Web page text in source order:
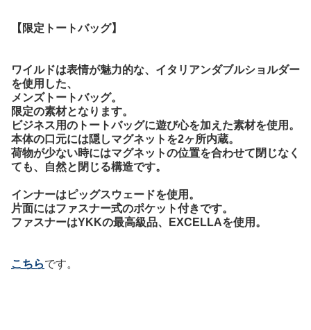
【限定トートバッグ】
ワイルドは表情が魅力的な、イタリアンダブルショルダー
を使用した、
メンズトートバッグ。
限定の素材となります。
ビジネス用のトートバッグに遊び心を加えた素材を使用。
本体の口元には隠しマグネットを2ヶ所内蔵。
荷物が少ない時にはマグネットの位置を合わせて閉じなく
ても、自然と閉じる構造です。
インナーはピッグスウェードを使用。
片面にはファスナー式のポケット付きです。
ファスナーはYKKの最高級品、EXCELLAを使用。
こちらです。